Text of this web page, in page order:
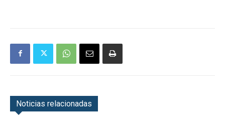
Noticias relacionadas